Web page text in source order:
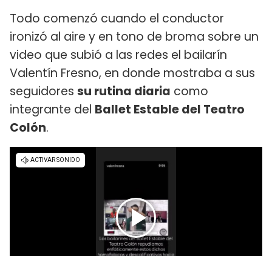
Todo comenzó cuando el conductor
ironizó al aire y en tono de broma sobre un
video que subió a las redes el bailarín
Valentín Fresno, en donde mostraba a sus
seguidores su rutina diaria como
integrante del Ballet Estable del Teatro
Colón.